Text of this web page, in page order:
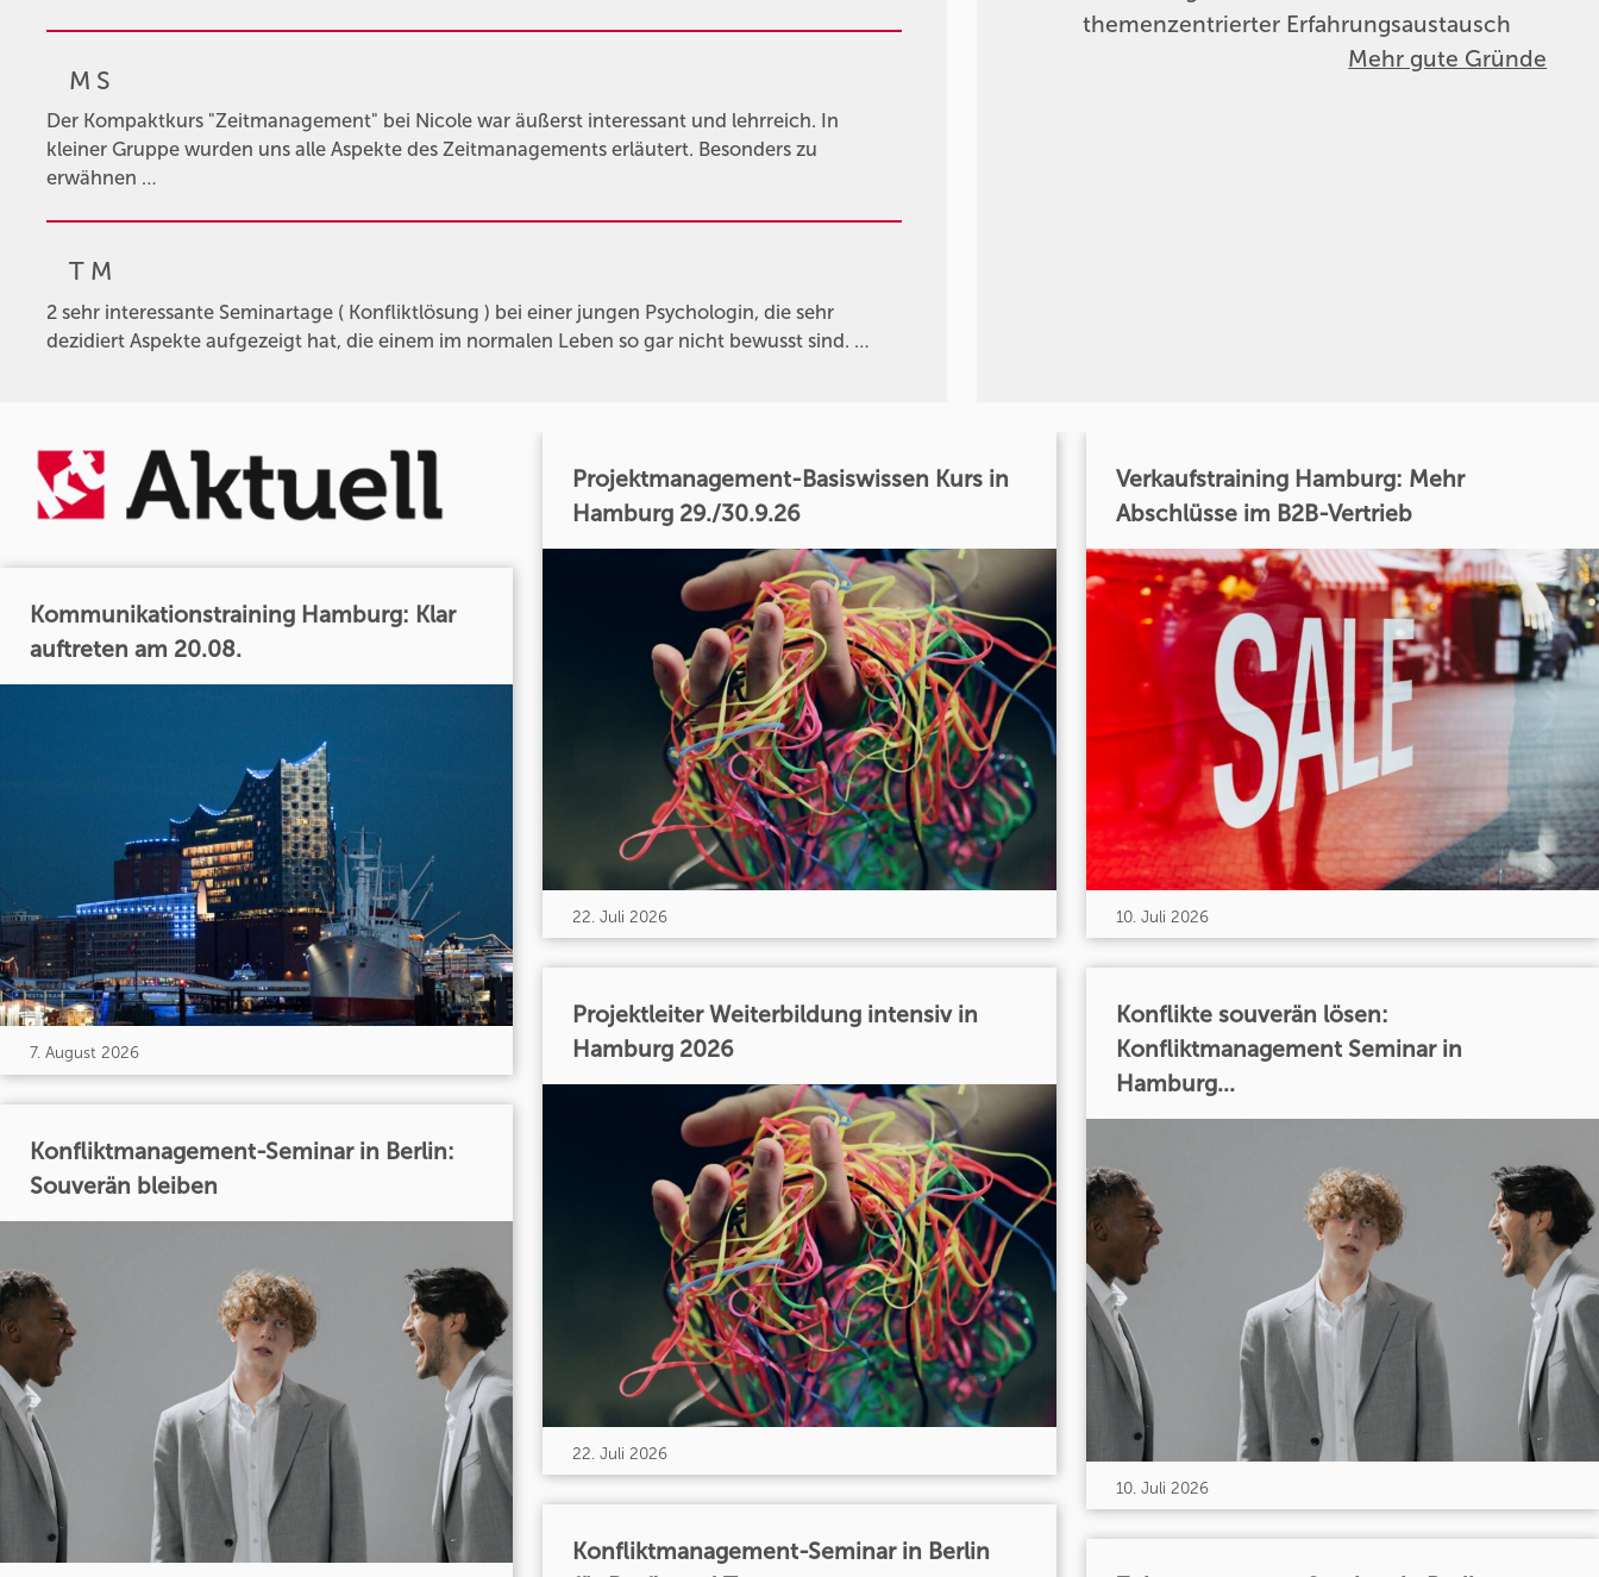
M S
Der Kompaktkurs "Zeitmanagement" bei Nicole war äußerst interessant und lehrreich. In
kleiner Gruppe wurden uns alle Aspekte des Zeitmanagements erläutert. Besonders zu
erwähnen …
T M
2 sehr interessante Seminartage ( Konfliktlösung ) bei einer jungen Psychologin, die sehr
dezidiert Aspekte aufgezeigt hat, die einem im normalen Leben so gar nicht bewusst sind. …
themenzentrierter Erfahrungsaustausch
Mehr gute Gründe
Kommunikationstraining Hamburg: Klar
auftreten am 20.08.
7. August 2026
Konfliktmanagement-Seminar in Berlin:
Souverän bleiben
Projektmanagement-Basiswissen Kurs in
Hamburg 29./30.9.26
22. Juli 2026
Projektleiter Weiterbildung intensiv in
Hamburg 2026
22. Juli 2026
Konfliktmanagement-Seminar in Berlin
Verkaufstraining Hamburg: Mehr
Abschlüsse im B2B-Vertrieb
10. Juli 2026
Konflikte souverän lösen:
Konfliktmanagement Seminar in
Hamburg...
10. Juli 2026